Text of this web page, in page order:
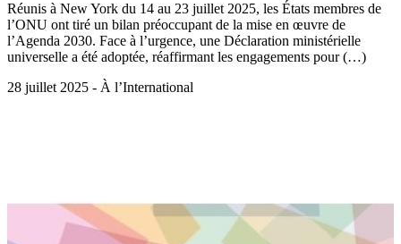
Réunis à New York du 14 au 23 juillet 2025, les États membres de
l’ONU ont tiré un bilan préoccupant de la mise en œuvre de
l’Agenda 2030. Face à l’urgence, une Déclaration ministérielle
universelle a été adoptée, réaffirmant les engagements pour (…)
28 juillet 2025 - À l’International